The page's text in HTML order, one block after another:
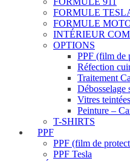
FORMULE
FORMULE
INTÉRIEUR
OPTIONS
PPF (film de
Réfection
Traitement
Débosselage
Vitres teintées
Peinture –
T-SHIRTS
PPF
PPF (film de
PPF Tesla